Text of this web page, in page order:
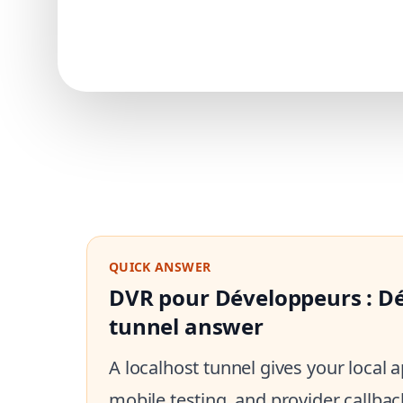
QUICK ANSWER
DVR pour Développeurs :
tunnel answer
A localhost tunnel gives your local